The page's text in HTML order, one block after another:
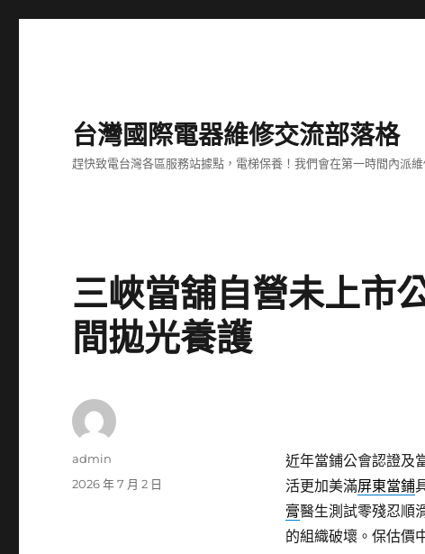
台灣國際電器維修交流部落格
趕快致電台灣各區服務站據點，電梯保養！我們會在第一時間內派
三峽當舖自營未上市
間拋光養護
近年當鋪公會認證及
活更加美滿屏東當鋪
膏醫生測試零殘忍順
的組織破壞。保估價
作
admin
發
2026 年 7 月 2 日